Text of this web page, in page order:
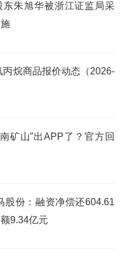
东朱旭华被浙江证监局采
丙烷商品报价动态（2026-
矿山”出APP了？官方回
股份：融资净偿还604.61
9.34亿元